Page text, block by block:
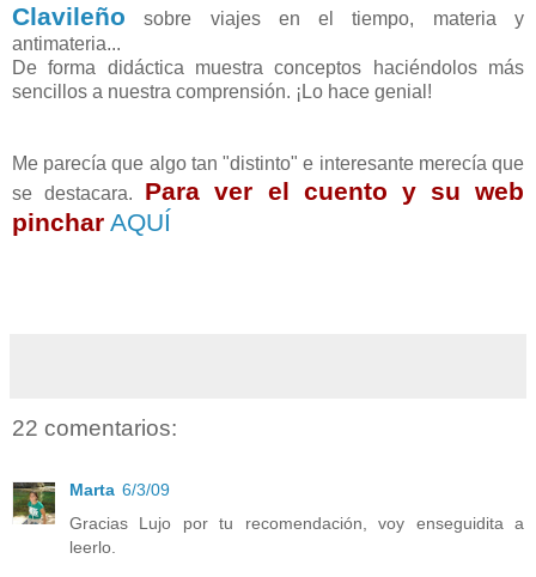
Clavileño sobre viajes en el tiempo, materia y
antimateria...
De forma didáctica muestra conceptos haciéndolos más
sencillos a nuestra comprensión. ¡Lo hace genial!
Me parecía que algo tan "distinto" e interesante merecía que
se destacara. Para ver el cuento y su web
pinchar AQUÍ
22 comentarios:
Marta 6/3/09
Gracias Lujo por tu recomendación, voy enseguidita a
leerlo.